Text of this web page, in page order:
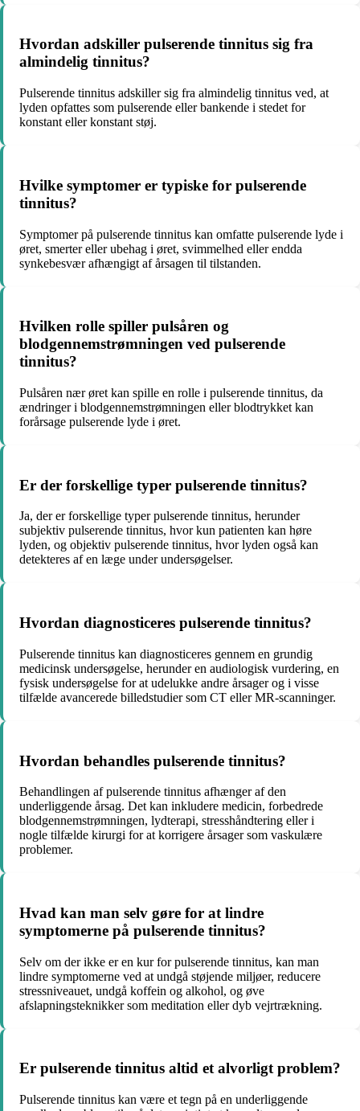
Hvordan adskiller pulserende tinnitus sig fra
almindelig tinnitus?
Pulserende tinnitus adskiller sig fra almindelig tinnitus ved, at
lyden opfattes som pulserende eller bankende i stedet for
konstant eller konstant støj.
Hvilke symptomer er typiske for pulserende
tinnitus?
Symptomer på pulserende tinnitus kan omfatte pulserende lyde i
øret, smerter eller ubehag i øret, svimmelhed eller endda
synkebesvær afhængigt af årsagen til tilstanden.
Hvilken rolle spiller pulsåren og
blodgennemstrømningen ved pulserende
tinnitus?
Pulsåren nær øret kan spille en rolle i pulserende tinnitus, da
ændringer i blodgennemstrømningen eller blodtrykket kan
forårsage pulserende lyde i øret.
Er der forskellige typer pulserende tinnitus?
Ja, der er forskellige typer pulserende tinnitus, herunder
subjektiv pulserende tinnitus, hvor kun patienten kan høre
lyden, og objektiv pulserende tinnitus, hvor lyden også kan
detekteres af en læge under undersøgelser.
Hvordan diagnosticeres pulserende tinnitus?
Pulserende tinnitus kan diagnosticeres gennem en grundig
medicinsk undersøgelse, herunder en audiologisk vurdering, en
fysisk undersøgelse for at udelukke andre årsager og i visse
tilfælde avancerede billedstudier som CT eller MR-scanninger.
Hvordan behandles pulserende tinnitus?
Behandlingen af pulserende tinnitus afhænger af den
underliggende årsag. Det kan inkludere medicin, forbedrede
blodgennemstrømningen, lydterapi, stresshåndtering eller i
nogle tilfælde kirurgi for at korrigere årsager som vaskulære
problemer.
Hvad kan man selv gøre for at lindre
symptomerne på pulserende tinnitus?
Selv om der ikke er en kur for pulserende tinnitus, kan man
lindre symptomerne ved at undgå støjende miljøer, reducere
stressniveauet, undgå koffein og alkohol, og øve
afslapningsteknikker som meditation eller dyb vejrtrækning.
Er pulserende tinnitus altid et alvorligt problem?
Pulserende tinnitus kan være et tegn på en underliggende